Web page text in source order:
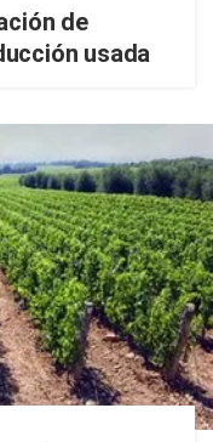
de
usada